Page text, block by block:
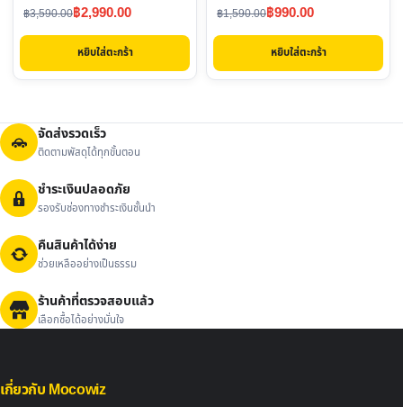
฿3,590.00
Original
price
฿3,590.00.
฿2,990.00
Current
price
฿2,990.00.
หยิบใส่ตะกร้า
฿1,590.00
Original
price
฿1,590.00.
฿990.00
Current
price
฿990.00.
หยิบใส่ตะกร้า
จัดส่งรวดเร็ว
ติดตามพัสดุได้ทุกขั้นตอน
ชำระเงินปลอดภัย
รองรับช่องทางชำระเงินชั้นนำ
คืนสินค้าได้ง่าย
ช่วยเหลืออย่างเป็นธรรม
ร้านค้าที่ตรวจสอบแล้ว
เลือกซื้อได้อย่างมั่นใจ
เกี่ยวกับ Mocowiz